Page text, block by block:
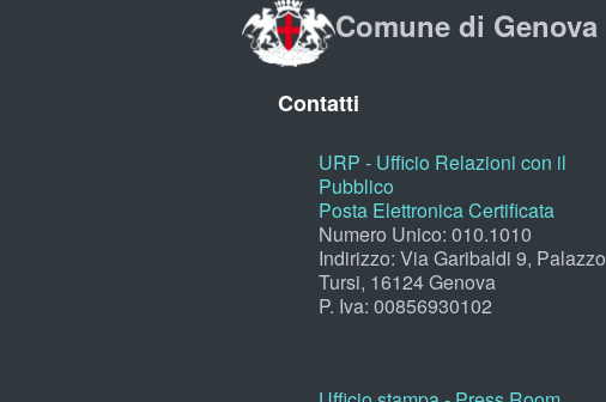
Comune di Genova
Contatti
URP - Ufficio Relazioni con il
Pubblico
Posta Elettronica Certificata
Numero Unico: 010.1010
Indirizzo: Via Garibaldi 9, Palazzo
Tursi, 16124 Genova
P. Iva: 00856930102